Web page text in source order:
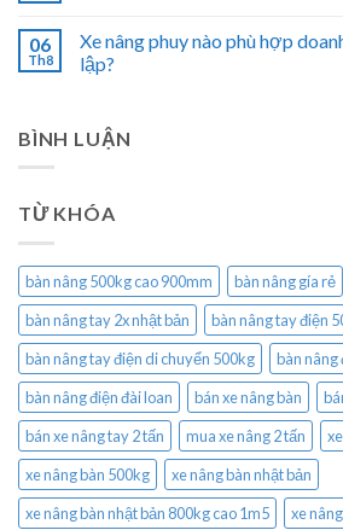
06
Th8
Xe nâng phuy nào phù hợp
lập?
BÌNH LUẬN
TỪ KHÓA
bàn nâng 500kg cao 900mm bàn nâng gía rẻ
bàn nâng tay 2x nhật bản
bàn nâng tay điện
bàn nâng tay điện di chuyển 500kg
bàn nâng
bàn nâng điện đài loan
bán xe nâng bàn
bán xe nâng tay 2 tấn
mua xe nâng 2 tấn
xe nâng bàn 500kg
xe nâng bàn nhật bản
xe nâng bàn nhật bản 800kg cao 1m5
xe